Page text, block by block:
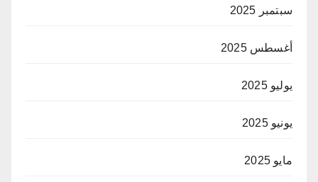
سبتمبر 2025
أغسطس 2025
يوليو 2025
يونيو 2025
مايو 2025